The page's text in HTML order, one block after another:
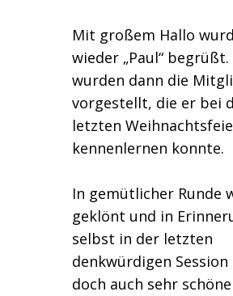
Mit großem Hallo
wieder „Paul“ begrüßt.
wurden dann die
vorgestellt, die er bei
letzten
kennenlernen konnte.
In gemütlicher Runde
geklönt und in
selbst in der letzten
denkwürdigen Session
doch auch sehr schöne